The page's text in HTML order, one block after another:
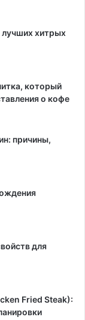
лучших хитрых
который
о кофе
причины,
для
Fried Steak):